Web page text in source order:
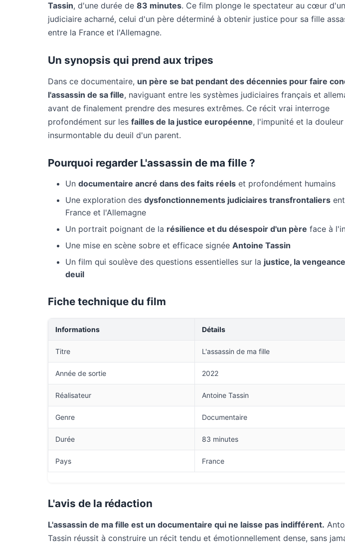
Tassin, d'une durée de 83 minutes. Ce film plonge le spectateur au cœur
judiciaire acharné, celui d'un père déterminé à obtenir justice pour sa fille
entre la France et l'Allemagne.
Un synopsis qui prend aux tripes
Dans ce documentaire, un père se bat pendant des décennies pour faire
l'assassin de sa fille, naviguant entre les systèmes judiciaires français et
avant de finalement prendre des mesures extrêmes. Ce récit vrai interroge
profondément sur les failles de la justice européenne, l'impunité et la douleur
insurmontable du deuil d'un parent.
Pourquoi regarder L'assassin de ma fille ?
Un documentaire ancré dans des faits réels et profondément humains
Une exploration des dysfonctionnements judiciaires transfrontaliers
France et l'Allemagne
Un portrait poignant de la résilience et du désespoir d'un père face à
Une mise en scène sobre et efficace signée Antoine Tassin
Un film qui soulève des questions essentielles sur la justice, la
deuil
Fiche technique du film
Informations Détails
Titre L'assassin de ma fille
Année de sortie 2022
Réalisateur Antoine Tassin
Genre Documentaire
Durée 83 minutes
Pays France
L'avis de la rédaction
L'assassin de ma fille est un documentaire qui ne laisse pas indifférent.
Tassin réussit à construire un récit tendu et émotionnellement dense, sans